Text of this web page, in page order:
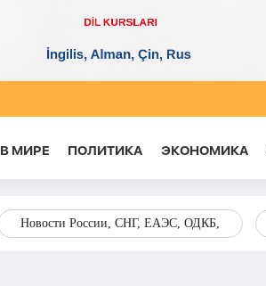
В МИРЕ ПОЛИТИКА ЭКОНОМИКА
Новости России, СНГ, ЕАЭС, ОДКБ,